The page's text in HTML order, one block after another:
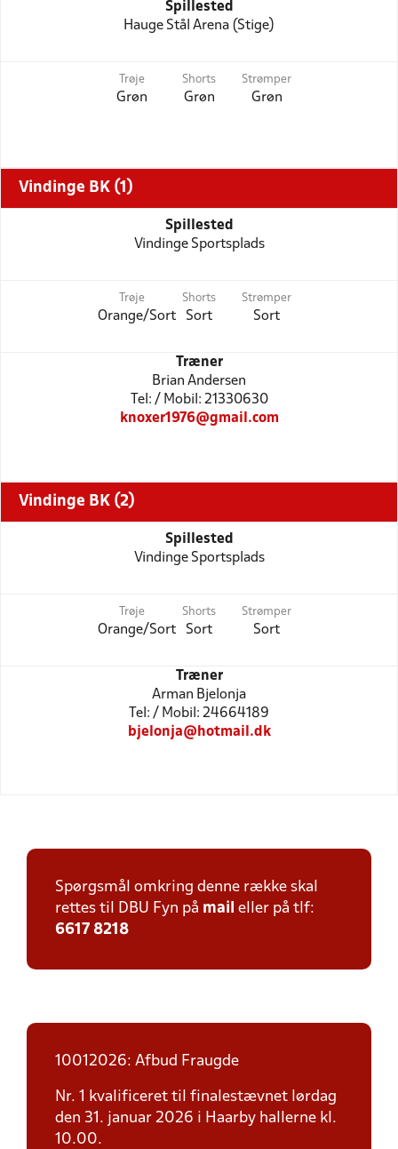
Spillested
Hauge Stål Arena (Stige)
Trøje
Grøn
Shorts
Grøn
Strømper
Grøn
Vindinge BK (1)
Spillested
Vindinge Sportsplads
Trøje
Orange/Sort
Shorts
Sort
Strømper
Sort
Træner
Brian Andersen
Tel: / Mobil: 21330630
knoxer1976@gmail.com
Vindinge BK (2)
Spillested
Vindinge Sportsplads
Trøje
Orange/Sort
Shorts
Sort
Strømper
Sort
Træner
Arman Bjelonja
Tel: / Mobil: 24664189
bjelonja@hotmail.dk
Spørgsmål omkring denne række skal
rettes til DBU Fyn på mail eller på tlf:
6617 8218
10012026: Afbud Fraugde
Nr. 1 kvalificeret til finalestævnet lørdag
den 31. januar 2026 i Haarby hallerne kl.
10.00.